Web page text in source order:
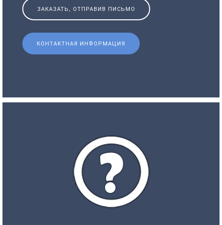
ЗАКАЗАТЬ, ОТПРАВИВ ПИСЬМО
КОНТАКТНАЯ ИНФОРМАЦИЯ